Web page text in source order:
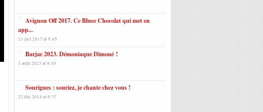
Avignon Off 2017. Ce Blues Chocolat qui met en
app...
23 juil 2017 at 9:45
Barjac 2023. Démoniaque Dimoné !
1 août 2023 at 9:45
Sourigues : souriez, je chante chez vous !
22 déc 2014 at 9:37